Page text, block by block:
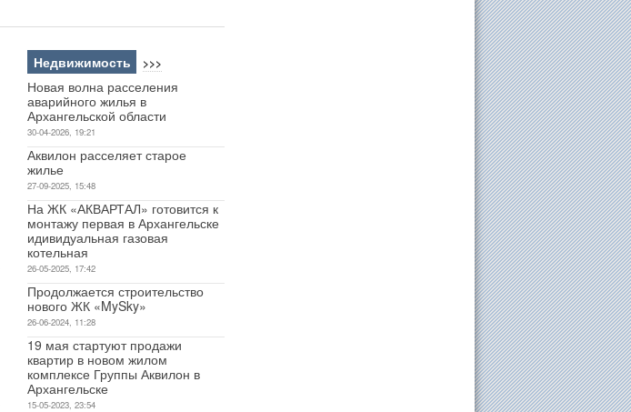
Недвижимость >>>
Новая волна расселения
аварийного жилья в
Архангельской области
30-04-2026, 19:21
Аквилон расселяет старое
жилье
27-09-2025, 15:48
На ЖК «АКВАРТАЛ» готовится к
монтажу первая в Архангельске
идивидуальная газовая
котельная
26-05-2025, 17:42
Продолжается строительство
нового ЖК «MySky»
26-06-2024, 11:28
19 мая стартуют продажи
квартир в новом жилом
комплексе Группы Аквилон в
Архангельске
15-05-2023, 23:54